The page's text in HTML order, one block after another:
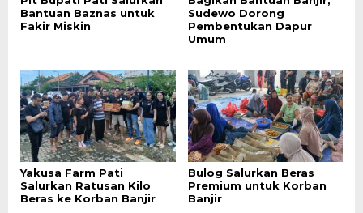
Bantuan Baznas untuk
Fakir Miskin
Sudewo Dorong
Pembentukan Dapur
Umum
Yakusa Farm Pati
Salurkan Ratusan Kilo
Beras ke Korban Banjir
Bulog Salurkan Beras
Premium untuk Korban
Banjir